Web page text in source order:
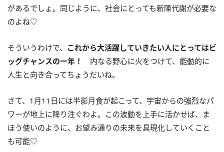
があるでしょ。同じように、社会にとっても新陳代謝が必要な
のよね♡
そういうわけで、 これから大活躍していきたい人にとってはビ
ッグチャンスの一年！
内なる野心に火をつけて、能動的に
人生と向き合ってちょうだいね。
さて、1月11日には半影月食が起こって、宇宙からの強烈なパ
ワーが地上に降り注ぐわよ。この波動を上手に活かせば、ま
ほう使いのように、お望み通りの未来を具現化していくこと
も可能♡